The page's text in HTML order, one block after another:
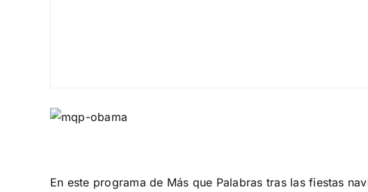
En este programa de Más que Palabras tras las fiestas